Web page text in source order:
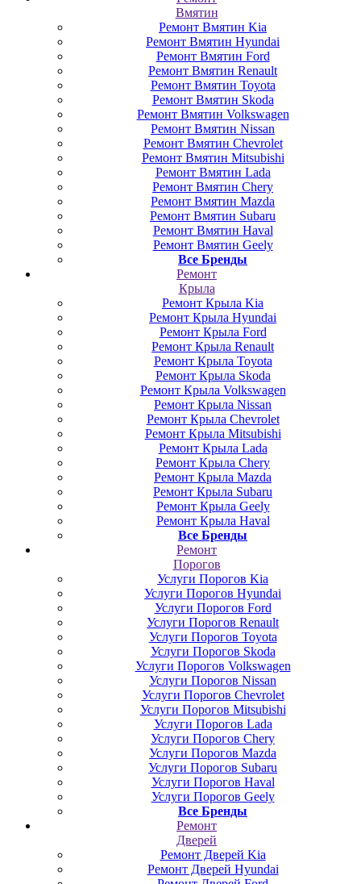
Вмятин
Ремонт Вмятин Kia
Ремонт Вмятин Hyundai
Ремонт Вмятин Ford
Ремонт Вмятин Renault
Ремонт Вмятин Toyota
Ремонт Вмятин Skoda
Ремонт Вмятин Volkswagen
Ремонт Вмятин Nissan
Ремонт Вмятин Chevrolet
Ремонт Вмятин Mitsubishi
Ремонт Вмятин Lada
Ремонт Вмятин Chery
Ремонт Вмятин Mazda
Ремонт Вмятин Subaru
Ремонт Вмятин Haval
Ремонт Вмятин Geely
Все Бренды
Ремонт
Крыла
Ремонт Крыла Kia
Ремонт Крыла Hyundai
Ремонт Крыла Ford
Ремонт Крыла Renault
Ремонт Крыла Toyota
Ремонт Крыла Skoda
Ремонт Крыла Volkswagen
Ремонт Крыла Nissan
Ремонт Крыла Chevrolet
Ремонт Крыла Mitsubishi
Ремонт Крыла Lada
Ремонт Крыла Chery
Ремонт Крыла Mazda
Ремонт Крыла Subaru
Ремонт Крыла Geely
Ремонт Крыла Haval
Все Бренды
Ремонт
Порогов
Услуги Порогов Kia
Услуги Порогов Hyundai
Услуги Порогов Ford
Услуги Порогов Renault
Услуги Порогов Toyota
Услуги Порогов Skoda
Услуги Порогов Volkswagen
Услуги Порогов Nissan
Услуги Порогов Chevrolet
Услуги Порогов Mitsubishi
Услуги Порогов Lada
Услуги Порогов Chery
Услуги Порогов Mazda
Услуги Порогов Subaru
Услуги Порогов Haval
Услуги Порогов Geely
Все Бренды
Ремонт
Дверей
Ремонт Дверей Kia
Ремонт Дверей Hyundai